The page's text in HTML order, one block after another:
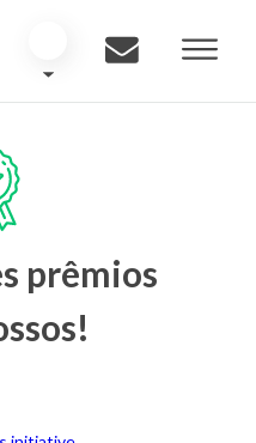
prêmios